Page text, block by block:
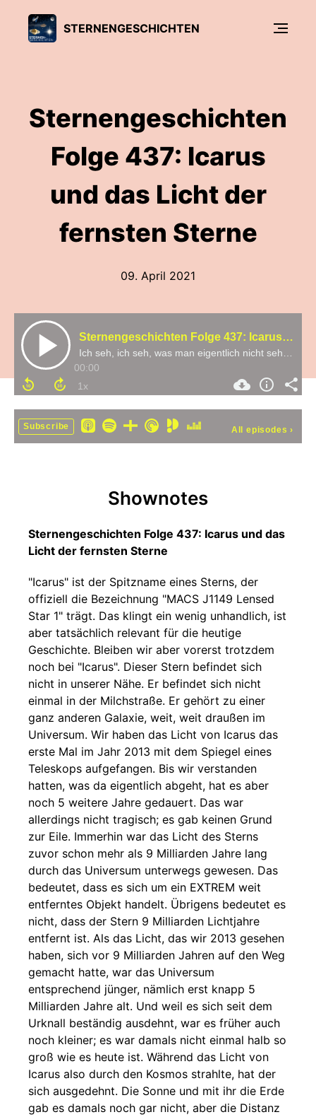
STERNENGESCHICHTEN
Sternengeschichten
Folge 437: Icarus
und das Licht der
fernsten Sterne
09. April 2021
Sternengeschichten Folge 437: Icarus und das Licht der fernsten Sterne
00:00
Subscribe All episodes ›
Shownotes
Sternengeschichten Folge 437: Icarus und das
Licht der fernsten Sterne
"Icarus" ist der Spitzname eines Sterns, der
offiziell die Bezeichnung "MACS J1149 Lensed
Star 1" trägt. Das klingt ein wenig unhandlich, ist
aber tatsächlich relevant für die heutige
Geschichte. Bleiben wir aber vorerst trotzdem
noch bei "Icarus". Dieser Stern befindet sich
nicht in unserer Nähe. Er befindet sich nicht
einmal in der Milchstraße. Er gehört zu einer
ganz anderen Galaxie, weit, weit draußen im
Universum. Wir haben das Licht von Icarus das
erste Mal im Jahr 2013 mit dem Spiegel eines
Teleskops aufgefangen. Bis wir verstanden
hatten, was da eigentlich abgeht, hat es aber
noch 5 weitere Jahre gedauert. Das war
allerdings nicht tragisch; es gab keinen Grund
zur Eile. Immerhin war das Licht des Sterns
zuvor schon mehr als 9 Milliarden Jahre lang
durch das Universum unterwegs gewesen. Das
bedeutet, dass es sich um ein EXTREM weit
entferntes Objekt handelt. Übrigens bedeutet es
nicht, dass der Stern 9 Milliarden Lichtjahre
entfernt ist. Als das Licht, das wir 2013 gesehen
haben, sich vor 9 Milliarden Jahren auf den Weg
gemacht hatte, war das Universum
entsprechend jünger, nämlich erst knapp 5
Milliarden Jahre alt. Und weil es sich seit dem
Urknall beständig ausdehnt, war es früher auch
noch kleiner; es war damals nicht einmal halb so
groß wie es heute ist. Während das Licht von
Icarus also durch den Kosmos strahlte, hat der
sich ausgedehnt. Die Sonne und mit ihr die Erde
gab es damals noch gar nicht, aber die Distanz